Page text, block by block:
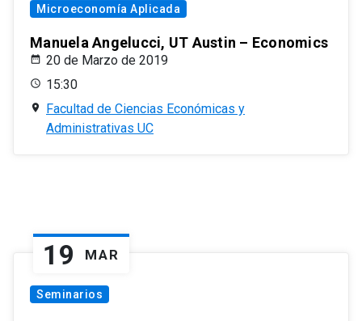
Microeconomía Aplicada
Manuela Angelucci, UT Austin – Economics
20 de Marzo de 2019
15:30
Facultad de Ciencias Económicas y
Administrativas UC
19 MAR
Seminarios